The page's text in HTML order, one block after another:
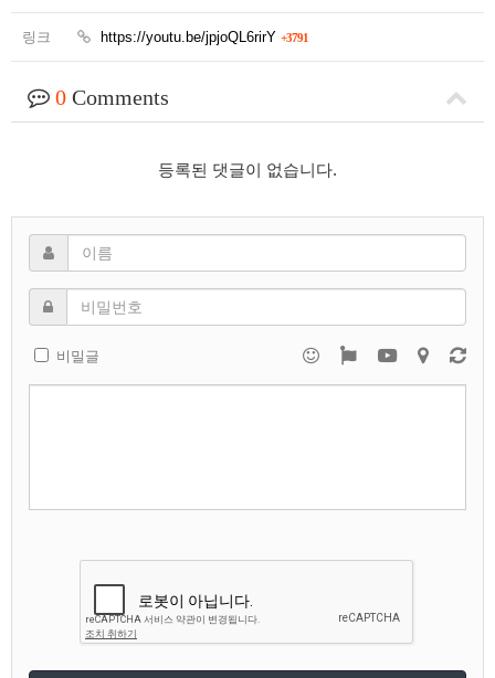
링크 https://youtu.be/jpjoQL6rirY +3791
0 Comments
등록된 댓글이 없습니다.
비밀글